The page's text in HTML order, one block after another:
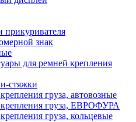
прикуривателя
знак
для ремней крепления
стяжки
груза, автовозные
груза, ЕВРОФУРА
груза, кольцевые